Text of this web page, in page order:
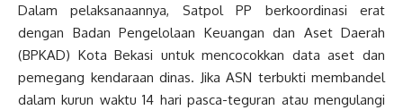
Dalam pelaksanaannya, Satpol PP berkoordinasi erat
dengan Badan Pengelolaan Keuangan dan Aset Daerah
(BPKAD) Kota Bekasi untuk mencocokkan data aset dan
pemegang kendaraan dinas. Jika ASN terbukti membandel
dalam kurun waktu 14 hari pasca-teguran atau mengulangi